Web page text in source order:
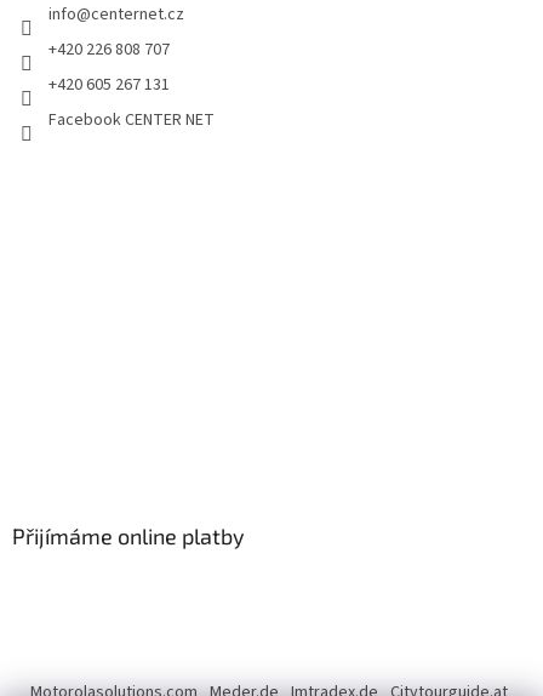
info@centernet.cz
+420 226 808 707
+420 605 267 131
Facebook CENTER NET
Přijímáme online platby